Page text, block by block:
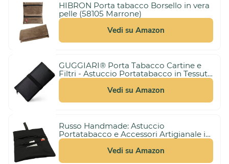
10,99 €
3,00 €
(21%)
HIBRON Porta tabacco Borsello in vera
pelle (58105 Marrone)
Vedi su Amazon
10,99 €
GUGGIARI® Porta Tabacco Cartine e
Filtri - Astuccio Portatabacco in Tessuto
Realizzato a Mano - Porta Tabacco
Donna/Uomo (Pindot - Black)
Vedi su Amazon
Russo Handmade: Astuccio
Portatabacco e Accessori Artigianale in
Tessuto. Uomo/Donna con Doppia
Cerniera per Tabacco e Filtri, 4
Scomparti (Nero)
Vedi su Amazon